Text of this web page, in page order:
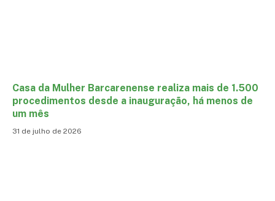
Casa da Mulher Barcarenense realiza mais de 1.500
procedimentos desde a inauguração, há menos de
um mês
31 de julho de 2026